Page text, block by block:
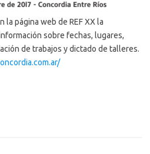
página web de REF XX la
sobre fechas, lugares,
de trabajos y dictado de talleres.